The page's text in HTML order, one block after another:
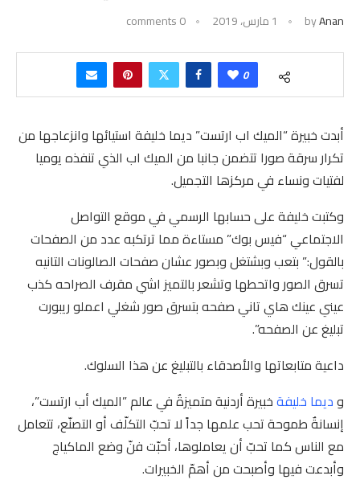
byAnan 1 مارس، 2019 0 comments
0
أبدت خبيرة “الميك اب ارتست” ديما خليفة استيائها وانزعاجها من
تكرار سرقة صورا تتضمن جانبا من الميك اب الذي تنفذه يوميا
لفتيات ونساء في مركزها التجميل.
وكتبت خليفة على حسابها الرسمي في موقع التواصل
الاجتماعي “فيس بوك” مستاءة مما ترتكبه عدد من الصفحات
بالقول:” بتعب وبشتغل وبصور عشان صفحات الصالونات التانيه
تسرق الصور واتحطها وتشعر بالتميز اشي مقرف الصراحه كذب
عيني عينك هاي تاني صفحه بتسرق صور شغلي اعملو ريبورت
تبليغ عن الصفحه”.
داعية متابعاتها والأصدقاء بالتبليغ عن هذا السلوك.
وديما خليفة
‬وأبدعت‭ ‬فيها‭ ‬وأصبحت‭ ‬من‭ ‬أهمّ‭ ‬الخبيرات.